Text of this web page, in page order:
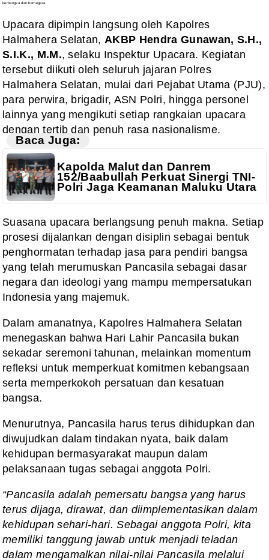
berbangsa dan bernegara.
Upacara dipimpin langsung oleh Kapolres
Halmahera Selatan, AKBP Hendra Gunawan, S.H.,
S.I.K., M.M., selaku Inspektur Upacara. Kegiatan
tersebut diikuti oleh seluruh jajaran Polres
Halmahera Selatan, mulai dari Pejabat Utama (PJU),
para perwira, brigadir, ASN Polri, hingga personel
lainnya yang mengikuti setiap rangkaian upacara
dengan tertib dan penuh rasa nasionalisme.
Baca Juga:
Kapolda Malut dan Danrem
152/Baabullah Perkuat Sinergi TNI-
Polri Jaga Keamanan Maluku Utara
Suasana upacara berlangsung penuh makna. Setiap
prosesi dijalankan dengan disiplin sebagai bentuk
penghormatan terhadap jasa para pendiri bangsa
yang telah merumuskan Pancasila sebagai dasar
negara dan ideologi yang mampu mempersatukan
Indonesia yang majemuk.
Dalam amanatnya, Kapolres Halmahera Selatan
menegaskan bahwa Hari Lahir Pancasila bukan
sekadar seremoni tahunan, melainkan momentum
refleksi untuk memperkuat komitmen kebangsaan
serta memperkokoh persatuan dan kesatuan
bangsa.
Menurutnya, Pancasila harus terus dihidupkan dan
diwujudkan dalam tindakan nyata, baik dalam
kehidupan bermasyarakat maupun dalam
pelaksanaan tugas sebagai anggota Polri.
“Pancasila adalah pemersatu bangsa yang harus
terus dijaga, dirawat, dan diimplementasikan dalam
kehidupan sehari-hari. Sebagai anggota Polri, kita
memiliki tanggung jawab untuk menjadi teladan
dalam mengamalkan nilai-nilai Pancasila melalui